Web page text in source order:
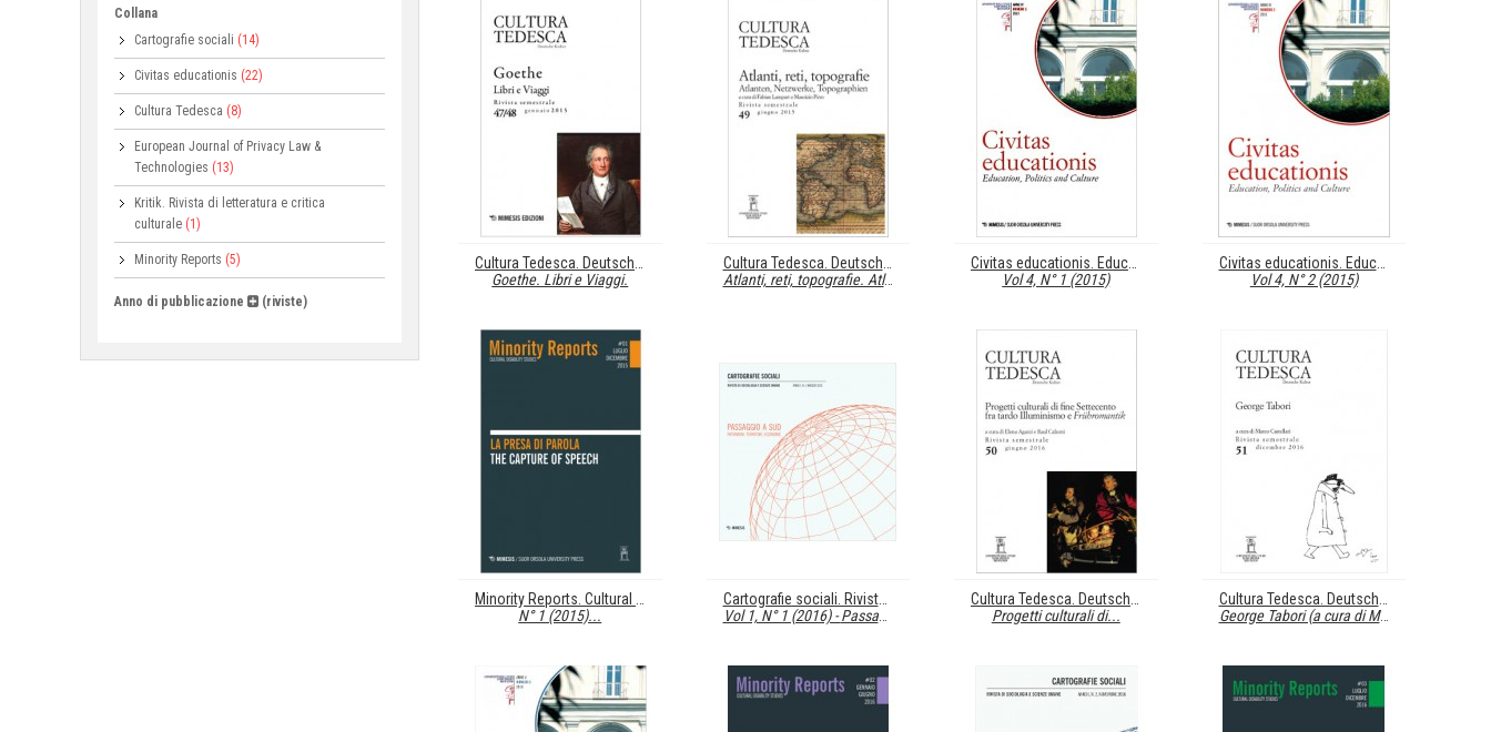
Collana
Cartografie sociali (14)
Civitas educationis (22)
Cultura Tedesca (8)
European Journal of Privacy Law &
Technologies (13)
Kritik. Rivista di letteratura e critica
culturale (1)
Minority Reports (5)
Anno di pubblicazione (riviste)
Goethe. Libri e Viaggi.
Atlanti, reti, topografie. Atlanten, Netzwerke, Topographien
Vol 4, N° 1 (2015)
Civitas educationis. Education, Politics, and Culture
Vol 4, N° 2 (2015)
N° 1 (2015)...
Cartografie sociali. Rivista di sociologia e scienze umane
Vol 1, N° 1 (2016) -Passaggio a Sud....
Progetti culturali di...
George Tabori (a cura di Marco Castellari)